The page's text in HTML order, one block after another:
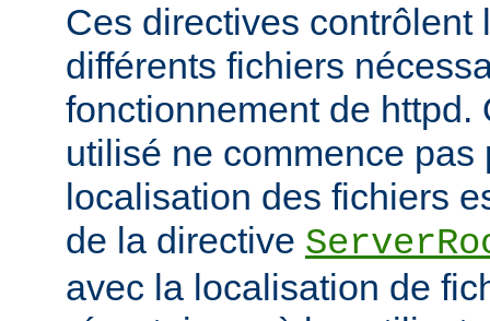
Ces directives contrôlent
différents fichiers
fonctionnement de httpd.
utilisé ne commence pas
localisation des fichiers
de la directive
avec la localisation de